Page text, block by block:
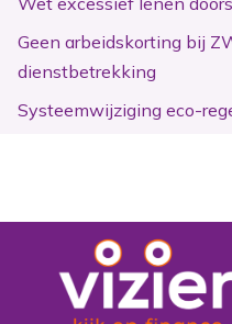
Geen arbeidskorting bij
dienstbetrekking
Systeemwijziging eco-